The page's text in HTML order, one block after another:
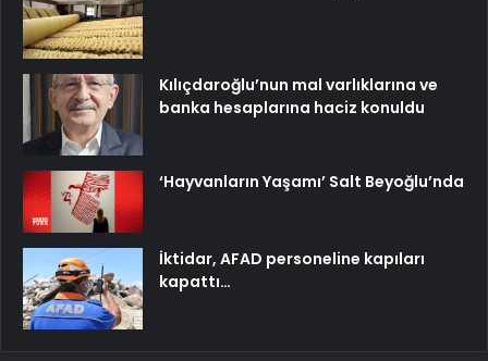
Kılıçdaroğlu’nun mal varlıklarına ve
banka hesaplarına haciz konuldu
‘Hayvanların Yaşamı’ Salt Beyoğlu’nda
İktidar, AFAD personeline kapıları
kapattı…